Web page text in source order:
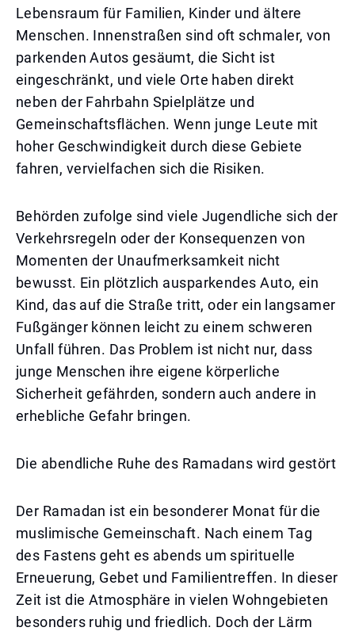
Lebensraum für Familien, Kinder und ältere
Menschen. Innenstraßen sind oft schmaler, von
parkenden Autos gesäumt, die Sicht ist
eingeschränkt, und viele Orte haben direkt
neben der Fahrbahn Spielplätze und
Gemeinschaftsflächen. Wenn junge Leute mit
hoher Geschwindigkeit durch diese Gebiete
fahren, vervielfachen sich die Risiken.
Behörden zufolge sind viele Jugendliche sich der
Verkehrsregeln oder der Konsequenzen von
Momenten der Unaufmerksamkeit nicht
bewusst. Ein plötzlich ausparkendes Auto, ein
Kind, das auf die Straße tritt, oder ein langsamer
Fußgänger können leicht zu einem schweren
Unfall führen. Das Problem ist nicht nur, dass
junge Menschen ihre eigene körperliche
Sicherheit gefährden, sondern auch andere in
erhebliche Gefahr bringen.
Die abendliche Ruhe des Ramadans wird gestört
Der Ramadan ist ein besonderer Monat für die
muslimische Gemeinschaft. Nach einem Tag
des Fastens geht es abends um spirituelle
Erneuerung, Gebet und Familientreffen. In dieser
Zeit ist die Atmosphäre in vielen Wohngebieten
besonders ruhig und friedlich. Doch der Lärm